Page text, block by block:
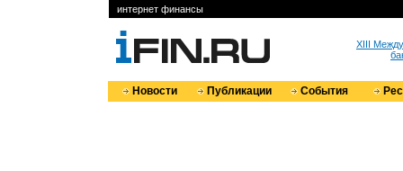
интернет финансы
XIII
Новости Публикации События